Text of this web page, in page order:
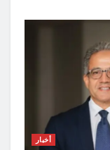
أخبار